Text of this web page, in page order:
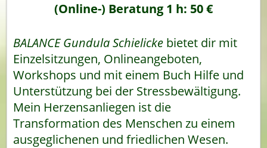
(Online-) Beratung 1 h: 50 €
BALANCE Gundula Schielicke bietet dir mit
Einzelsitzungen, Onlineangeboten,
Workshops und mit einem Buch Hilfe und
Unterstützung bei der Stressbewältigung.
Mein Herzensanliegen ist die
Transformation des Menschen zu einem
ausgeglichenen und friedlichen Wesen.